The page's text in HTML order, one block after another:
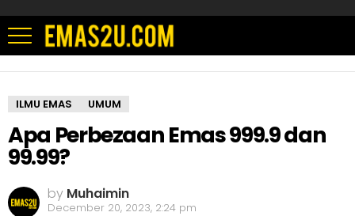
ILMU EMAS UMUM
Apa Perbezaan Emas 999.9 dan
99.99?
by Muhaimin
December 20, 2023, 2:24 pm